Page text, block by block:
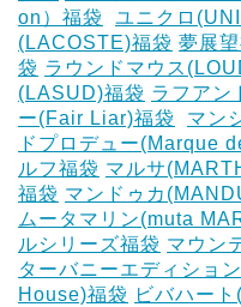
on）福袋
ユニクロ
(LACOSTE)福袋 夢展
袋 ラウンドマウス
(LASUD)福袋 ラフアン
ー(Fair Liar)福袋
マン
ドプロデュー(Marque
ルフ福袋 マルサ
福袋 マンドゥカ
ムータマリン(muta
ルシリーズ福袋 マウン
ターバニーエディショ
House)福袋 ビバハー